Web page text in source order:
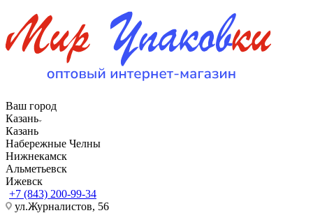
Ваш город
Казань
Казань
Набережные Челны
Нижнекамск
Альметьевск
Ижевск
+7 (843) 200-99-34
ул.Журналистов, 56